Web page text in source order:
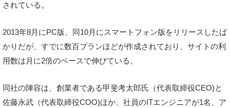
されている。
2013年8月にPC版、同10月にスマートフォン版をリリースしたば
かりだが、すでに数百プランほどが作成されており、サイトの利
用数は月に2倍のペースで伸びている。
同社の陣容は、創業者である甲斐考太郎氏（代表取締役CEO)と
佐藤永武（代表取締役COO)ほか、社員のITエンジニアが1名、ア